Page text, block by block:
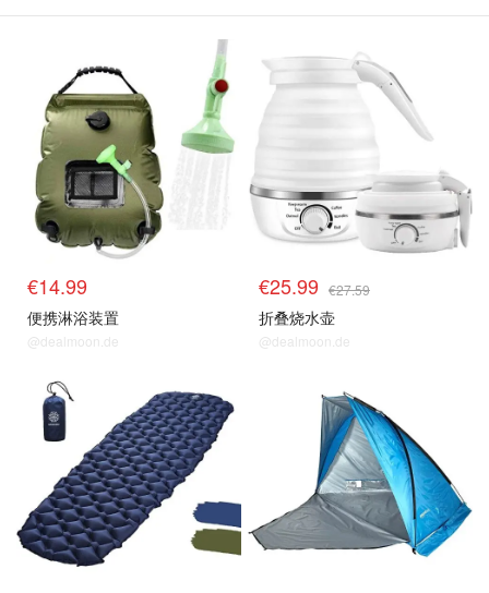
€14.99
便携淋浴装置
@dealmoon.de
€25.99 €27.59
折叠烧水壶
@dealmoon.de